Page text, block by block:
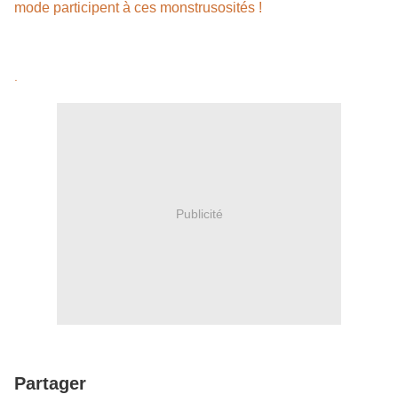
mode participent à ces monstrusosités !
Publicité
Partager